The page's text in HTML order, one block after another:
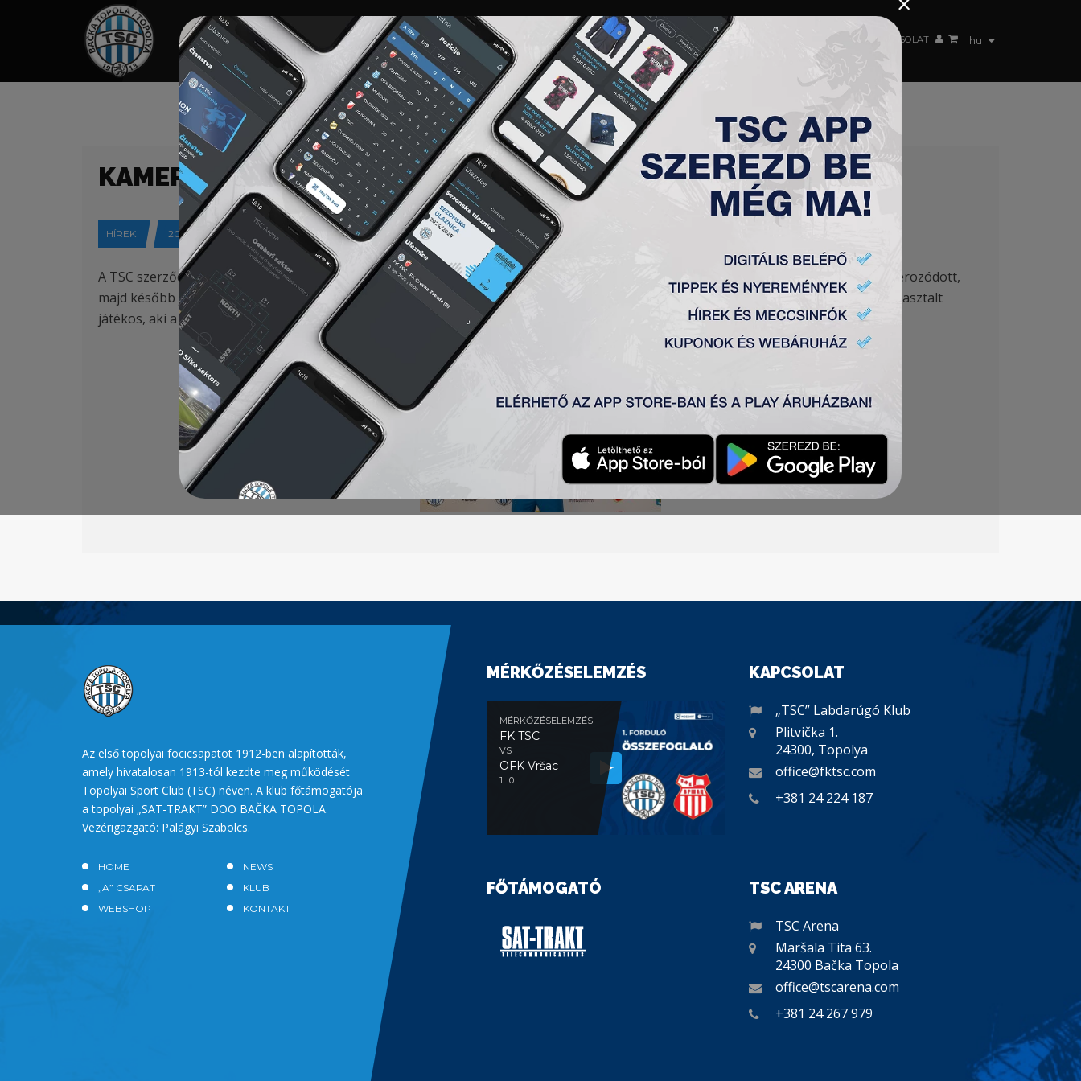
hu
HOME TÁMOGATÓK NEWS GALÉRIA „A” CSAPAT TAGSÁG JEGYEK AKKREDITÁCIÓ KLUB AKADÉMIA NŐI CSAPAT KAPCSOLAT
KAMERUNI VÁLOGATOTTAT IGAZOLTUNK
HÍREK 2024-04-05
A TSC szerződtette a négyszeres kameruni válogatott védőt Macky Bagnack-ot (1995), aki a Barcelona korosztályos csapataiban pallérozódott,
majd később játszott többek között a Real Zaragoza, az Admira Wacker, a belgrádi Partizan, és ljubljanai Olimpija csapatában is. A tapasztalt
játékos, aki a Kairat Almaty együttesétől érkezett hozzánk, kétéves szerződést kötött klubunkkal. Isten hozott a TSC családban!
Az első topolyai focicsapatot 1912-ben alapították,
amely hivatalosan 1913-tól kezdte meg működését
Topolyai Sport Club (TSC) néven. A klub főtámogatója
a topolyai „SAT-TRAKT” DOO BAČKA TOPOLA.
Vezérigazgató: Palágyi Szabolcs.
HOME
NEWS
„A” CSAPAT
KLUB
WEBSHOP
KONTAKT
MÉRKŐZÉSELEMZÉS
MÉRKŐZÉSELEMZÉS
FK TSC
VS
OFK Vršac
1 : 0
KAPCSOLAT
„TSC” Labdarúgó Klub
Plitvička 1.
24300, Topolya
office@fktsc.com
+381 24 224 187
FŐTÁMOGATÓ TSC ARENA
TSC Arena
Maršala Tita 63.
24300 Bačka Topola
office@tscarena.com
+381 24 267 979